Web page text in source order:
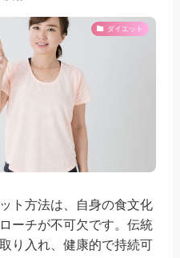
ダイエット
ト方法は、自身の食文化
ーチが不可欠です。伝統
り入れ、健康的で持続可